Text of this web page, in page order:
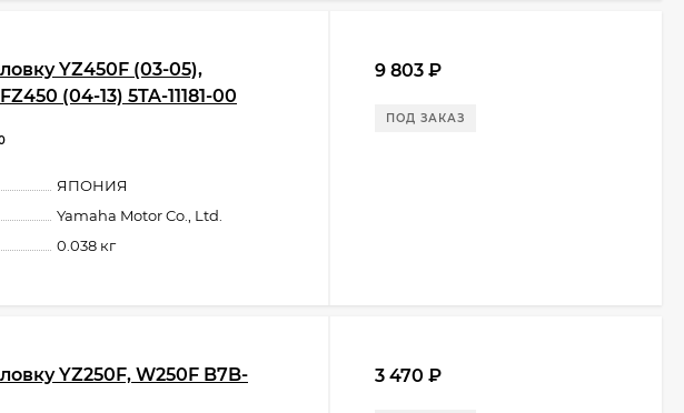
YZ450F (03-05),
(04-13) 5TA-11181-00
ЯПОНИЯ
Yamaha Motor Co., Ltd.
0.038 кг
9 803 ₽
ПОД ЗАКАЗ
YZ250F, W250F B7B-
3 470 ₽